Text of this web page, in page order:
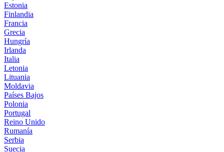
Estonia
Finlandia
Francia
Grecia
Hungría
Irlanda
Italia
Letonia
Lituania
Moldavia
Países Bajos
Polonia
Portugal
Reino Unido
Rumanía
Serbia
Suecia